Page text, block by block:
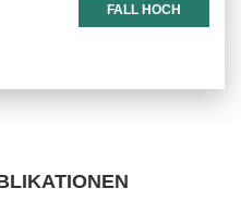
FALL HOCH